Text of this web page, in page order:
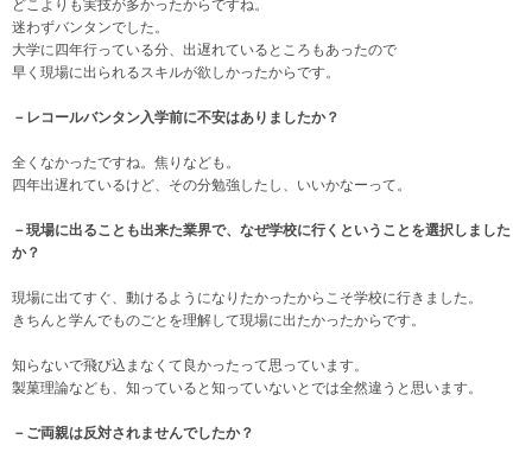
どこよりも実技が多かったからですね。
迷わずバンタンでした。
大学に四年行っている分、出遅れているところもあったので
早く現場に出られるスキルが欲しかったからです。
－レコールバンタン入学前に不安はありましたか？
全くなかったですね。焦りなども。
四年出遅れているけど、その分勉強したし、いいかなーって。
－現場に出ることも出来た業界で、なぜ学校に行くということを選択しました
か？
現場に出てすぐ、動けるようになりたかったからこそ学校に行きました。
きちんと学んでものごとを理解して現場に出たかったからです。
知らないで飛び込まなくて良かったって思っています。
製菓理論なども、知っていると知っていないとでは全然違うと思います。
－ご両親は反対されませんでしたか？